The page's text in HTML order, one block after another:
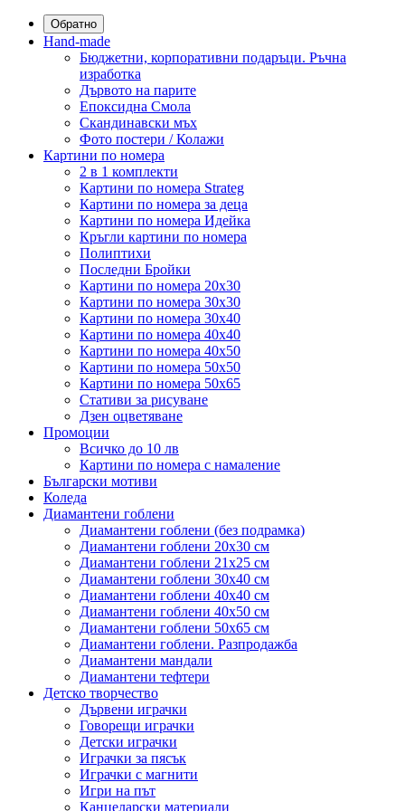
Обратно
Hand-made
Бюджетни, корпоративни подаръци. Ръчна
изработка
Дървото на парите
Епоксидна Смола
Скандинавски мъх
Фото постери / Колажи
Картини по номера
2 в 1 комплекти
Картини по номера Strateg
Картини по номера за деца
Картини по номера Идейка
Кръгли картини по номера
Полиптихи
Последни Бройки
Картини по номера 20x30
Картини по номера 30x30
Картини по номера 30x40
Картини по номера 40x40
Картини по номера 40x50
Картини по номера 50x50
Картини по номера 50x65
Стативи за рисуване
Дзен оцветяване
Промоции
Всичко до 10 лв
Картини по номера с намаление
Български мотиви
Коледа
Диамантени гоблени
Диамантени гоблени (без подрамка)
Диамантени гоблени 20x30 см
Диамантени гоблени 21x25 см
Диамантени гоблени 30x40 см
Диамантени гоблени 40x40 см
Диамантени гоблени 40x50 см
Диамантени гоблени 50x65 см
Диамантени гоблени. Разпродажба
Диамантени мандали
Диамантени тефтери
Детско творчество
Дървени играчки
Говорещи играчки
Детски играчки
Играчки за пясък
Играчки с магнити
Игри на път
Канцеларски материали